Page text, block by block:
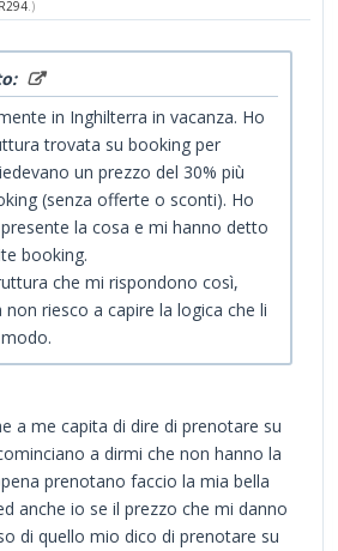
.)
in Inghilterra in vacanza. Ho
trovata su booking per
un prezzo del 30% più
(senza offerte o sconti). Ho
la cosa e mi hanno detto
booking.
che mi rispondono così,
riesco a capire la logica che li
a me capita di dire di prenotare su
a dirmi che non hanno la
prenotano faccio la mia bella
anche io se il prezzo che mi danno
di quello mio dico di prenotare su